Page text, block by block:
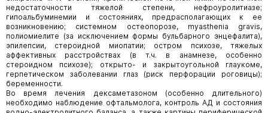
недостаточности тяжелой степени, нефроуролитиазе;
гипоальбуминемии и состояниях, предрасполагающих к ее
возникновению; системном остеопорозе, myasthenia gravis,
полиомиелите (за исключением формы бульбарного энцефалита),
эпилепсии, стероидной миопатии; остром психозе, тяжелых
аффективных расстройствах (в т.ч. в анамнезе, особенно
стероидном психозе); открыто- и закрытоугольной глаукоме,
герпетическом заболевании глаз (риск перфорации роговицы);
беременности.
Во время лечения дексаметазоном (особенно длительного)
необходимо наблюдение офтальмолога, контроль АД и состояния